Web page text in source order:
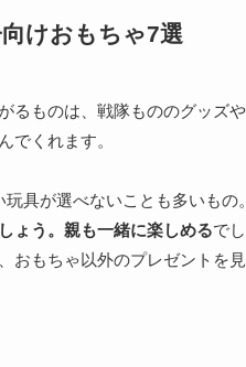
けおもちゃ7選
るものは、戦隊もののグッズ
でくれます。
具が選べないことも多いもの
ょう。親も一緒に楽しめるで
もちゃ以外のプレゼントを見